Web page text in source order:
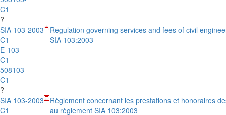
C1
?
SIA 103-
C1
E-103-
C1
508103-
C1
?
2003
Regulation governing services and fees of civil
SIA 103:2003
SIA 103-
C1
2003
Règlement concernant les prestations et honoraires
au règlement SIA 103:2003